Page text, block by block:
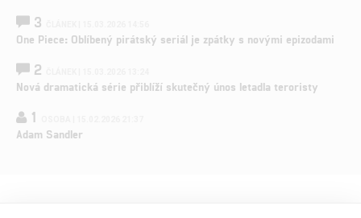
3
One Piece: Oblíbený pirátský seriál je zpátky s novými epizodami
2
Nová dramatická série přiblíží skutečný únos letadla teroristy
1
Adam Sandler